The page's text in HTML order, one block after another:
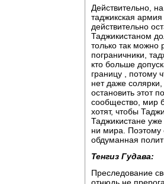
Действительно,
таджикская
действительно
Таджикистаном
только так можно
пограничники,
кто больше
границу , потому
нет даже
остановить этот
сообщество, мир
хотят, чтобы
Таджикистане
ни мира. Поэтому
обдуманная
Тенгиз Гудава:
Преследование
отнюдь не